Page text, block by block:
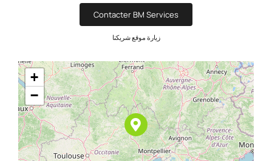
Contacter BM Services
زيارة موقع شريكنا
+
−